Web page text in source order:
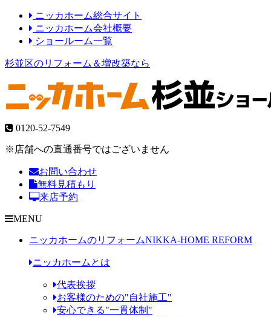
ニッカホーム総合サイト
ニッカホーム会社概要
ショールーム一覧
杉並区のリフォーム＆増改築なら
0120-52-7549
※店舗への直通番号ではございません
お問い合わせ
無料見積もり
来店予約
MENU
ニッカホームのリフォームNIKKA-HOME REFORM
ニッカホームとは
代表挨拶
お客様のための"自社施工"
安心できる"一貫体制"